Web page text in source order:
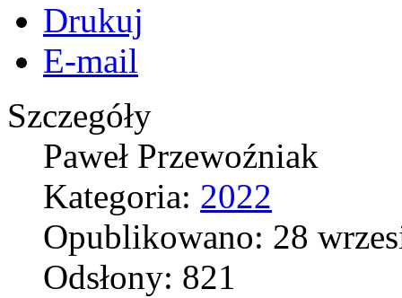
Drukuj
E-mail
Szczegóły
Paweł Przewoźniak
Kategoria: 2022
Opublikowano: 28
Odsłony: 821